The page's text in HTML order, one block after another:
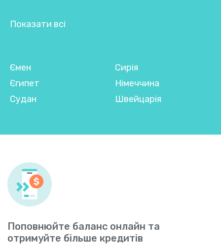
Показати всі
Ємен
Єгипет
Судан
Сирія
Німеччина
Швейцарія
Поповнюйте баланс онлайн та
отримуйте більше кредитів